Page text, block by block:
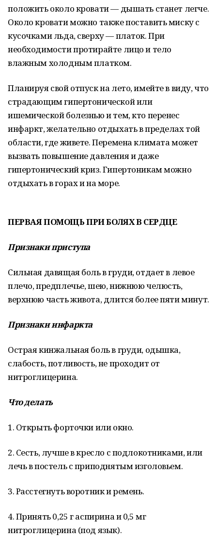
положить около кровати — дышать станет легче.
Около кровати можно также поставить миску с
кусочками льда, сверху — платок. При
необходимости протирайте лицо и тело
влажным холодным платком.
Планируя свой отпуск на лето, имейте в виду, что
страдающим гипертонической или
ишемической болезнью и тем, кто перенес
инфаркт, желательно отдыхать в пределах той
области, где живете. Перемена климата может
вызвать повышение давления и даже
гипертонический криз. Гипертоникам можно
отдыхать в горах и на море.
ПЕРВАЯ ПОМОЩЬ ПРИ БОЛЯХ В СЕРДЦЕ
Признаки приступа
Сильная давящая боль в груди, отдает в левое
плечо, предплечье, шею, нижнюю челюсть,
верхнюю часть живота, длится более пяти минут.
Признаки инфаркта
Острая кинжальная боль в груди, одышка,
слабость, потливость, не проходит от
нитроглицерина.
Что делать
1. Открыть форточки или окно.
2. Сесть, лучше в кресло с подлокотниками, или
лечь в постель с приподнятым изголовьем.
3. Расстегнуть воротник и ремень.
4. Принять 0,25 г аспирина и 0,5 мг
нитроглицерина (под язык).